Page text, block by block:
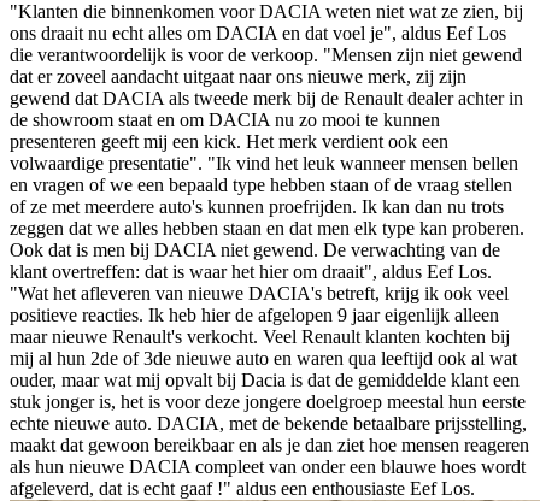
"Klanten die binnenkomen voor DACIA weten niet wat ze zien, bij
ons draait nu echt alles om DACIA en dat voel je", aldus Eef Los
die verantwoordelijk is voor de verkoop. "Mensen zijn niet gewend
dat er zoveel aandacht uitgaat naar ons nieuwe merk, zij zijn
gewend dat DACIA als tweede merk bij de Renault dealer achter in
de showroom staat en om DACIA nu zo mooi te kunnen
presenteren geeft mij een kick. Het merk verdient ook een
volwaardige presentatie". "Ik vind het leuk wanneer mensen bellen
en vragen of we een bepaald type hebben staan of de vraag stellen
of ze met meerdere auto's kunnen proefrijden. Ik kan dan nu trots
zeggen dat we alles hebben staan en dat men elk type kan proberen.
Ook dat is men bij DACIA niet gewend. De verwachting van de
klant overtreffen: dat is waar het hier om draait", aldus Eef Los.
"Wat het afleveren van nieuwe DACIA's betreft, krijg ik ook veel
positieve reacties. Ik heb hier de afgelopen 9 jaar eigenlijk alleen
maar nieuwe Renault's verkocht. Veel Renault klanten kochten bij
mij al hun 2de of 3de nieuwe auto en waren qua leeftijd ook al wat
ouder, maar wat mij opvalt bij Dacia is dat de gemiddelde klant een
stuk jonger is, het is voor deze jongere doelgroep meestal hun eerste
echte nieuwe auto. DACIA, met de bekende betaalbare prijsstelling,
maakt dat gewoon bereikbaar en als je dan ziet hoe mensen reageren
als hun nieuwe DACIA compleet van onder een blauwe hoes wordt
afgeleverd, dat is echt gaaf !" aldus een enthousiaste Eef Los.